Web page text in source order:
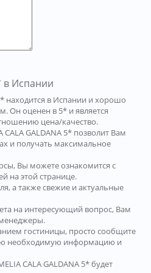
в Испании
находится в Испании и хорошо
Он оценен в 5* и является
цена/качество.
GALDANA 5* позволит Вам
и получать максимальное
Вы можете ознакомится с
на этой странице.
а также свежие и актуальные
на интересующий вопрос, Вам
гостиницы, просто сообщите
необходимую информацию и
CALA GALDANA 5* будет